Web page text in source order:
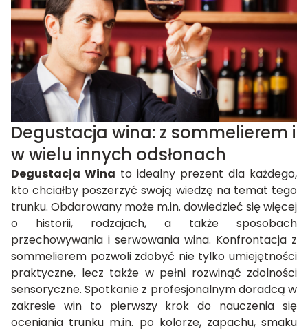
Degustacja wina: z sommelierem i
w wielu innych odsłonach
Degustacja Wina to idealny prezent dla każdego,
kto chciałby poszerzyć swoją wiedzę na temat tego
trunku. Obdarowany może m.in. dowiedzieć się więcej
o historii, rodzajach, a także sposobach
przechowywania i serwowania wina. Konfrontacja z
sommelierem pozwoli zdobyć nie tylko umiejętności
praktyczne, lecz także w pełni rozwinąć zdolności
sensoryczne. Spotkanie z profesjonalnym doradcą w
zakresie win to pierwszy krok do nauczenia się
oceniania trunku m.in. po kolorze, zapachu, smaku